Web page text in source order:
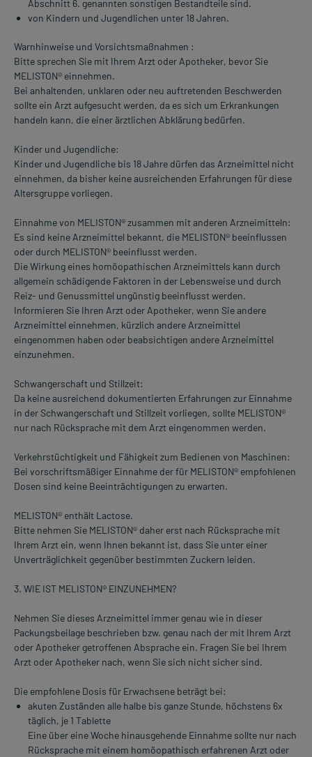
Abschnitt 6. genannten sonstigen Bestandteile sind.
von Kindern und Jugendlichen unter 18 Jahren.
Warnhinweise und Vorsichtsmaßnahmen :
Bitte sprechen Sie mit Ihrem Arzt oder Apotheker, bevor Sie
MELISTON® einnehmen.
Bei anhaltenden, unklaren oder neu auftretenden Beschwerden
sollte ein Arzt aufgesucht werden, da es sich um Erkrankungen
handeln kann, die einer ärztlichen Abklärung bedürfen.
Kinder und Jugendliche:
Kinder und Jugendliche bis 18 Jahre dürfen das Arzneimittel nicht
einnehmen, da bisher keine ausreichenden Erfahrungen für diese
Altersgruppe vorliegen.
Einnahme von MELISTON® zusammen mit anderen Arzneimitteln:
Es sind keine Arzneimittel bekannt, die MELISTON® beeinflussen
oder durch MELISTON® beeinflusst werden.
Die Wirkung eines homöopathischen Arzneimittels kann durch
allgemein schädigende Faktoren in der Lebensweise und durch
Reiz- und Genussmittel ungünstig beeinflusst werden.
Informieren Sie Ihren Arzt oder Apotheker, wenn Sie andere
Arzneimittel einnehmen, kürzlich andere Arzneimittel
eingenommen haben oder beabsichtigen andere Arzneimittel
einzunehmen.
Schwangerschaft und Stillzeit:
Da keine ausreichend dokumentierten Erfahrungen zur Einnahme
in der Schwangerschaft und Stillzeit vorliegen, sollte MELISTON®
nur nach Rücksprache mit dem Arzt eingenommen werden.
Verkehrstüchtigkeit und Fähigkeit zum Bedienen von Maschinen:
Bei vorschriftsmäßiger Einnahme der für MELISTON® empfohlenen
Dosen sind keine Beeinträchtigungen zu erwarten.
MELISTON® enthält Lactose.
Bitte nehmen Sie MELISTON® daher erst nach Rücksprache mit
Ihrem Arzt ein, wenn Ihnen bekannt ist, dass Sie unter einer
Unverträglichkeit gegenüber bestimmten Zuckern leiden.
3. WIE IST MELISTON® EINZUNEHMEN?
Nehmen Sie dieses Arzneimittel immer genau wie in dieser
Packungsbeilage beschrieben bzw. genau nach der mit Ihrem Arzt
oder Apotheker getroffenen Absprache ein. Fragen Sie bei Ihrem
Arzt oder Apotheker nach, wenn Sie sich nicht sicher sind.
Die empfohlene Dosis für Erwachsene beträgt bei:
akuten Zuständen alle halbe bis ganze Stunde, höchstens 6x
täglich, je 1 Tablette
Eine über eine Woche hinausgehende Einnahme sollte nur nach
Rücksprache mit einem homöopathisch erfahrenen Arzt oder